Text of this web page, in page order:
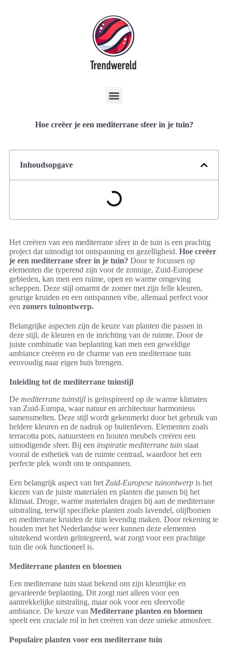
Hoe creëer je een mediterrane sfeer in je tuin?
Inhoudsopgave
Het creëren van een mediterrane sfeer in de tuin is een prachtig
project dat uitnodigt tot ontspanning en gezelligheid. Hoe creëer
je een mediterrane sfeer in je tuin? Door te focussen op
elementen die typerend zijn voor de zonnige, Zuid-Europese
gebieden, kan men een ruime, open en warme omgeving
scheppen. Deze stijl omarmt de zomer met zijn felle kleuren,
geurige kruiden en een ontspannen vibe, allemaal perfect voor
een zomers tuinontwerp.
Belangrijke aspecten zijn de keuze van planten die passen in
deze stijl, de kleuren en de inrichting van de ruimte. Door de
juiste combinatie van beplanting kan men een geweldige
ambiance creëren en de charme van een mediterrane tuin
eenvoudig naar eigen huis brengen.
Inleiding tot de mediterrane tuinstijl
De mediterrane tuinstijl is geïnspireerd op de warme klimaten
van Zuid-Europa, waar natuur en architectuur harmonieus
samensmelten. Deze stijl wordt gekenmerkt door het gebruik van
heldere kleuren en de nadruk op buitenleven. Elementen zoals
terracotta pots, natuursteen en houten meubels creëren een
uitnodigende sfeer. Bij een inspiratie mediterrane tuin staat
vooral de esthetiek van de ruimte centraal, waardoor het een
perfecte plek wordt om te ontspannen.
Een belangrijk aspect van het Zuid-Europese tuinontwerp is het
kiezen van de juiste materialen en planten die passen bij het
klimaat. Droge, warme materialen dragen bij aan de mediterrane
uitstraling, terwijl specifieke planten zoals lavendel, olijfbomen
en mediterrane kruiden de tuin levendig maken. Door rekening te
houden met het Nederlandse weer kunnen deze elementen
uitstekend worden geïntegreerd, wat zorgt voor een prachtige
tuin die ook functioneel is.
Mediterrane planten en bloemen
Een mediterrane tuin staat bekend om zijn kleurrijke en
gevarieerde beplanting. Dit zorgt niet alleen voor een
aantrekkelijke uitstraling, maar ook voor een sfeervolle
ambiance. De keuze van Mediterrane planten en bloemen
speelt een cruciale rol in het creëren van deze unieke atmosfeer.
Populaire planten voor een mediterrane tuin